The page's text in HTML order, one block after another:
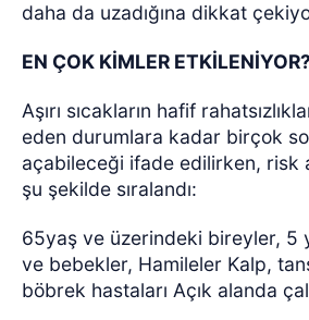
daha da uzadığına dikkat
EN ÇOK KİMLER ETKİLENİYOR?
Aşırı sıcakların hafif
eden durumlara kadar birçok
açabileceği ifade edilirken, risk
şu şekilde sıralandı:
65yaş ve üzerindeki bireyler, 5
ve bebekler, Hamileler Kalp,
böbrek hastaları Açık alanda